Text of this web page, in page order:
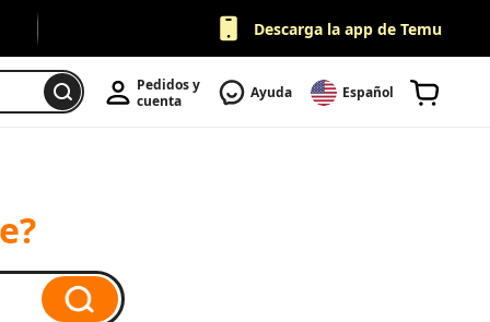
Descarga la app de Temu
Pedidos y
cuenta
Ayuda Español